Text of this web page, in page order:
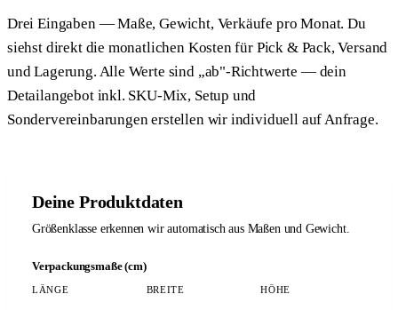
Drei Eingaben — Maße, Gewicht, Verkäufe pro Monat. Du
siehst direkt die monatlichen Kosten für Pick & Pack, Versand
und Lagerung. Alle Werte sind „ab"-Richtwerte — dein
Detailangebot inkl. SKU-Mix, Setup und
Sondervereinbarungen erstellen wir individuell auf Anfrage.
Deine Produktdaten
Größenklasse erkennen wir automatisch aus Maßen und Gewicht.
Verpackungsmaße (cm)
LÄNGE BREITE HÖHE